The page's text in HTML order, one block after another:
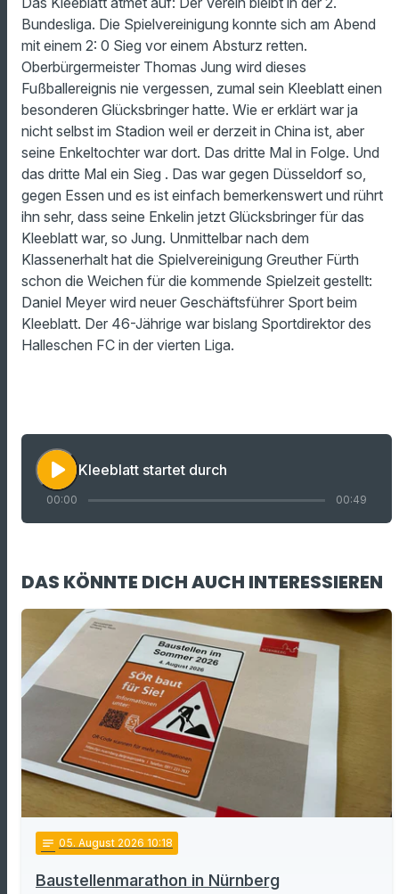
Bundesliga. Die Spielvereinigung konnte sich am Abend
mit einem 2: 0 Sieg vor einem Absturz retten.
Oberbürgermeister Thomas Jung wird dieses
Fußballereignis nie vergessen, zumal sein Kleeblatt einen
besonderen Glücksbringer hatte. Wie er erklärt war ja
nicht selbst im Stadion weil er derzeit in China ist, aber
seine Enkeltochter war dort. Das dritte Mal in Folge. Und
das dritte Mal ein Sieg . Das war gegen Düsseldorf so,
gegen Essen und es ist einfach bemerkenswert und rührt
ihn sehr, dass seine Enkelin jetzt Glücksbringer für das
Kleeblatt war, so Jung. Unmittelbar nach dem
Klassenerhalt hat die Spielvereinigung Greuther Fürth
schon die Weichen für die kommende Spielzeit gestellt:
Daniel Meyer wird neuer Geschäftsführer Sport beim
Kleeblatt. Der 46-Jährige war bislang Sportdirektor des
Halleschen FC in der vierten Liga.
play_arrow Kleeblatt startet durch
00:00 00:49
DAS KÖNNTE DICH AUCH INTERESSIEREN
notes 05. August 2026 10:18
Baustellenmarathon in Nürnberg